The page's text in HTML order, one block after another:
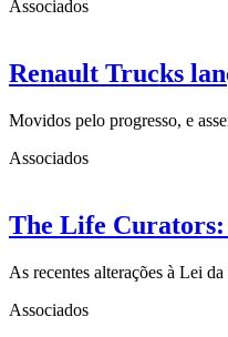
Associados
Renault Trucks
Movidos pelo progresso, e
Associados
The Life Curators:
As recentes alterações à Lei
Associados